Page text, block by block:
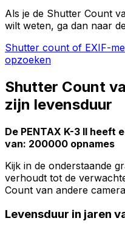
Als je de Shutter Count
wilt weten, ga dan naar
Shutter count of EXIF-
opzoeken
Shutter Count
zijn levensduur
De PENTAX K-3 II
van: 200000 opnames
Kijk in de onderstaande
verhoudt tot de
Count van andere
Levensduur in jaren